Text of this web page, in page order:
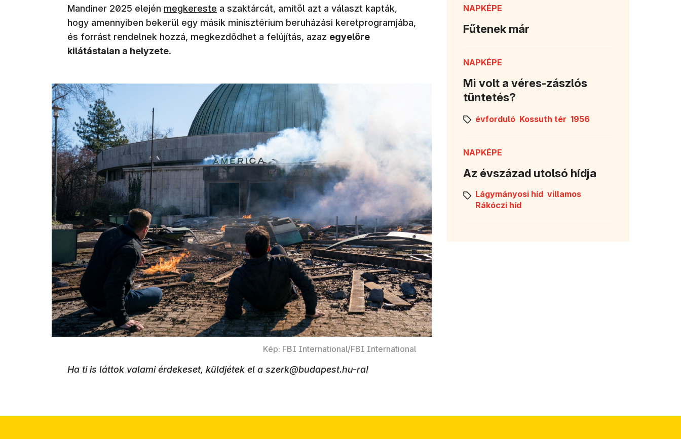
Mandiner 2025 elején (új ablakban nyílik meg)
megkereste a szaktárcát, amitől azt a választ kapták,
hogy amennyiben bekerül egy másik minisztérium beruházási keretprogramjába,
és forrást rendelnek hozzá, megkezdődhet a felújítás, azaz egyelőre
kilátástalan a helyzete.
Kép: FBI International/FBI International
Ha ti is láttok valami érdekeset, küldjétek el a szerk@budapest.hu-ra!
NAPKÉPE
Fűtenek már
NAPKÉPE
Mi volt a véres-zászlós
tüntetés?
évforduló Kossuth tér 1956
NAPKÉPE
Az évszázad utolsó hídja
Lágymányosi híd villamos
Rákóczi híd